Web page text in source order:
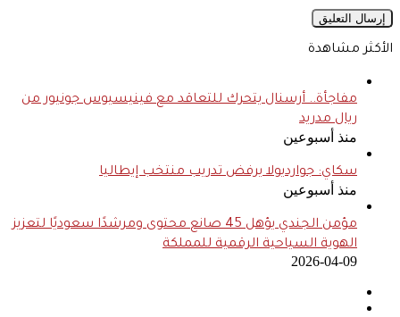
الأكثر مشاهدة
مفاجأة.. أرسنال يتحرك للتعاقد مع فينيسيوس جونيور من
ريال مدريد
منذ أسبوعين
سكاي: جوارديولا يرفض تدريب منتخب إيطاليا
منذ أسبوعين
مؤمن الجندي يؤهل 45 صانع محتوى ومرشدًا سعوديًا لتعزيز
الهوية السياحية الرقمية للمملكة
2026-04-09